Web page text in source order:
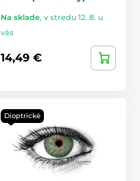
Na sklade, v stredu 12. 8. u
vás
14,49 €
Dioptrické